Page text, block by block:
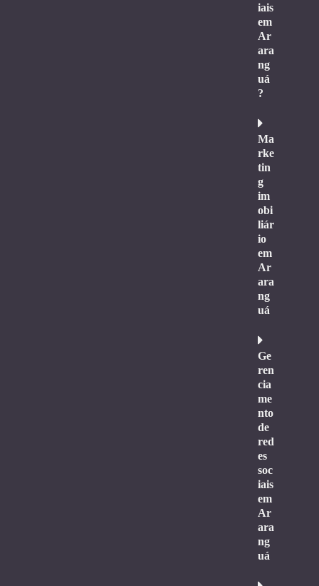
iais
em
Ar
ara
ng
uá
?
Ma
rke
tin
g
im
obi
liár
io
em
Ar
ara
ng
uá
Ge
ren
cia
me
nto
de
red
es
soc
iais
em
Ar
ara
ng
uá